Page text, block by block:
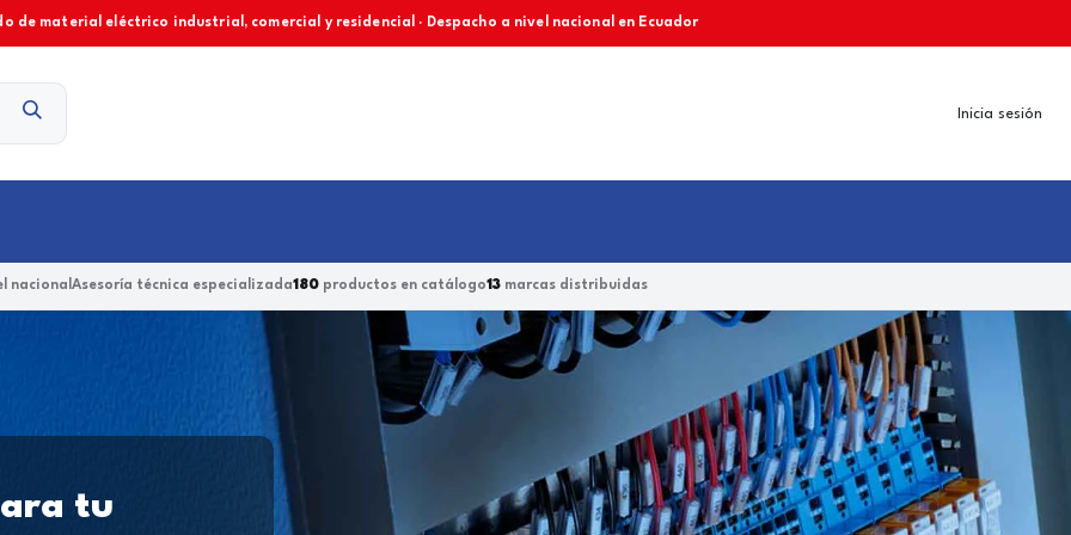
de material eléctrico industrial, comercial y residencial · Despacho a nivel nacional en Ecuador
Inicia sesión
nacional Asesoría técnica especializada180 productos en catálogo13 marcas distribuidas
tu